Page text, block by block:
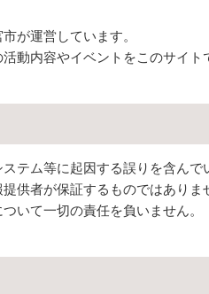
が運営しています。
動内容やイベントをこのサイト
テム等に起因する誤りを含んで
供者が保証するものではありま
いて一切の責任を負いません。